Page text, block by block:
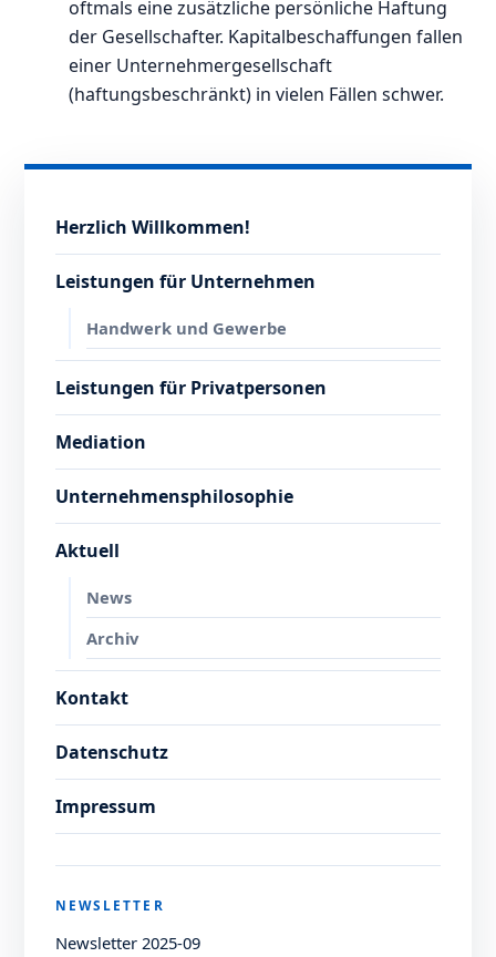
oftmals eine zusätzliche persönliche Haftung
der Gesellschafter. Kapitalbeschaffungen fallen
einer Unternehmergesellschaft
(haftungsbeschränkt) in vielen Fällen schwer.
Herzlich Willkommen!
Leistungen für Unternehmen
Handwerk und Gewerbe
Leistungen für Privatpersonen
Mediation
Unternehmensphilosophie
Aktuell
News
Archiv
Kontakt
Datenschutz
Impressum
NEWSLETTER
Newsletter 2025-09